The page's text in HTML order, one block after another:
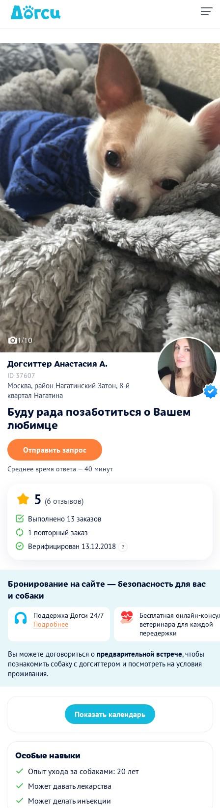
1/10
Догситтер Анастасия А.
ID 37607
Москва, район Нагатинский Затон, 8-й
квартал Нагатина
Буду рада позаботиться о Вашем
любимце
Отправить запрос
Среднее время ответа — 40 минут
5 (6 отзывов)
Выполнено 13 заказов
1 повторный заказ
Верифицирован 13.12.2018
?
Бронирование на сайте — безопасность для вас
и собаки
Поддержка Догси 24/7
Подробнее
Бесплатная онлайн-
ветеринара для каждой
передержки
Вы можете договориться о предварительной встрече, чтобы
познакомить собаку с догситтером и посмотреть на условия
проживания.
Показать календарь
Особые навыки
Опыт ухода за собаками: 20 лет
Может давать лекарства
Может делать инъекции